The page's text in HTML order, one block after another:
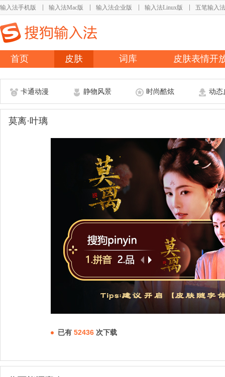
输入法手机版 输入法Mac版 输入法企业版 输入法Linux版 五笔输入法
首页 皮肤 词库 皮肤表情开
卡通动漫 静物风景 时尚酷炫 动态
莫离·叶璃
已有 52436 次下载